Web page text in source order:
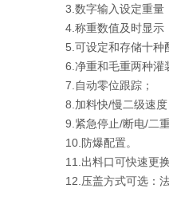
3.数字输入设定重量
4.称重数值及时显示
5.可设定和存储十种
6.净重和毛重两种灌
7.自动零位跟踪；
8.加料快/慢二级速
9.紧急停止/断电/二
10.防爆配置。
11.出料口可快速更
12.压盖方式可选：